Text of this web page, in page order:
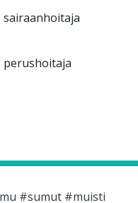
sairaanhoitaja
perushoitaja
#sumut #muisti